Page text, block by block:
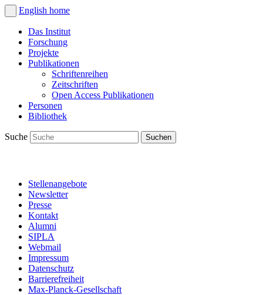
English home
Das Institut
Forschung
Projekte
Publikationen
Schriftenreihen
Zeitschriften
Open Access Publikationen
Personen
Bibliothek
Suche
Stellenangebote
Newsletter
Presse
Kontakt
Alumni
SIPLA
Webmail
Impressum
Datenschutz
Barrierefreiheit
Max-Planck-Gesellschaft